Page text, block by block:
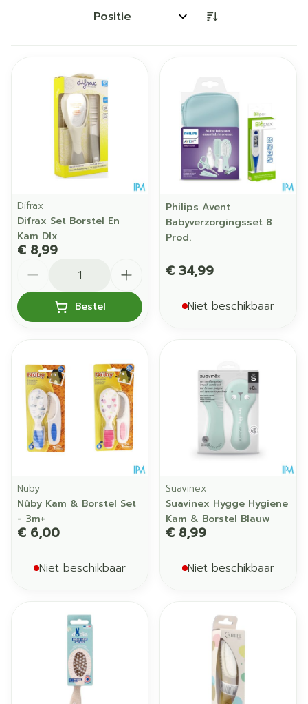
Sorteer op:
Difrax
Difrax Set Borstel En
Kam Dlx
€ 8,99
Bestel
Philips Avent
Babyverzorgingsset 8
Prod.
€ 34,99
Niet beschikbaar
Nuby
Nûby Kam & Borstel Set
- 3m+
€ 6,00
Niet beschikbaar
Suavinex
Suavinex Hygge Hygiene
Kam & Borstel Blauw
€ 8,99
Niet beschikbaar